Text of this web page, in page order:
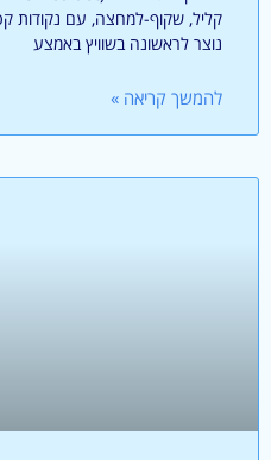
קליל, שקוף-למחצה, עם נקודות
נוצר לראשונה בשוויץ באמצע
להמשך קריאה »